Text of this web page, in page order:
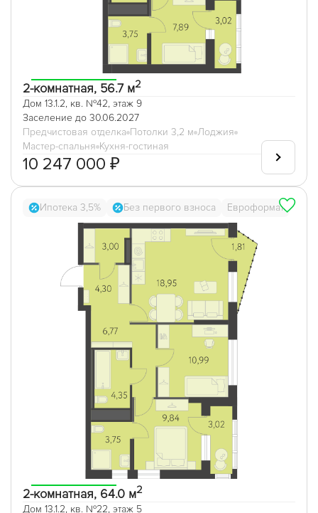
2-комнатная, 56.7 м2
Дом 13.1.2, кв. №42, этаж 9
Заселение до 30.06.2027
Предчистовая отделка Потолки 3,2 м Лоджия
Мастер-спальня Кухня-гостиная
10 247 000 ₽
Ипотека 3,5% Без первого взноса Евроформат
2-комнатная, 64.0 м2
Дом 13.1.2, кв. №22, этаж 5